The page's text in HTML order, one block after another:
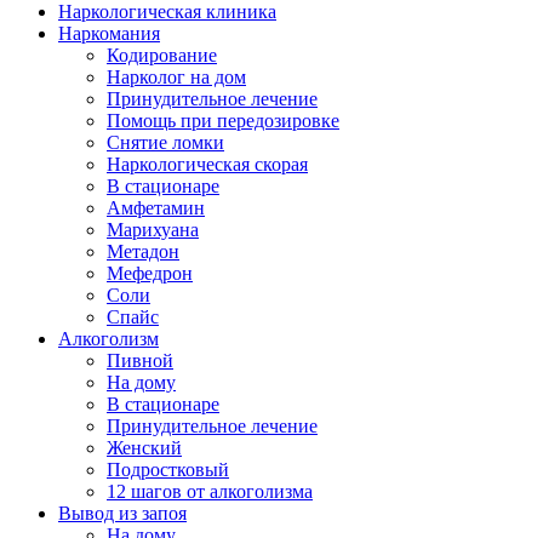
Наркологическая клиника
Наркомания
Кодирование
Нарколог на дом
Принудительное лечение
Помощь при передозировке
Снятие ломки
Наркологическая скорая
В стационаре
Амфетамин
Марихуана
Метадон
Мефедрон
Соли
Спайс
Алкоголизм
Пивной
На дому
В стационаре
Принудительное лечение
Женский
Подростковый
12 шагов от алкоголизма
Вывод из запоя